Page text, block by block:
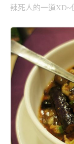
辣死人的一道XD~